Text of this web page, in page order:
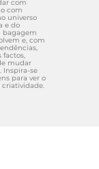
com
com
universo
e do
bagagem
e, com
factos,
mudar
Inspira-se
para ver o